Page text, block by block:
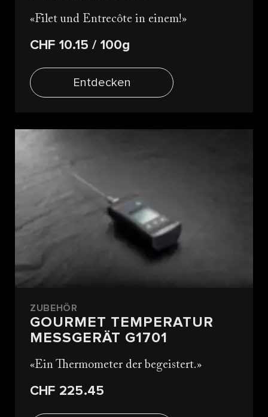
Filet und Entrecôte in einem!
CHF 10.15/ 100g
Entdecken
ZUBEHÖR
GOURMET TEMPERATUR
MESSGERÄT G1701
Ein Thermometer der begeistert.
CHF 225.45